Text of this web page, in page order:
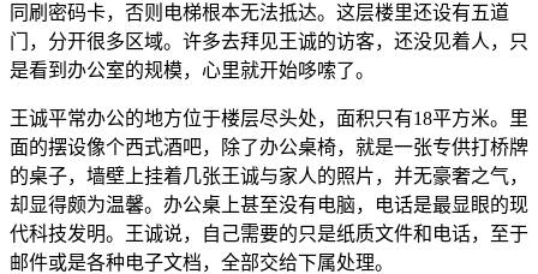
同刷密码卡，否则电梯根本无法抵达。这层楼里还设有五道
门，分开很多区域。许多去拜见王诚的访客，还没见着人，只
是看到办公室的规模，心里就开始哆嗦了。
王诚平常办公的地方位于楼层尽头处，面积只有18平方米。里
面的摆设像个西式酒吧，除了办公桌椅，就是一张专供打桥牌
的桌子，墙壁上挂着几张王诚与家人的照片，并无豪奢之气，
却显得颇为温馨。办公桌上甚至没有电脑，电话是最显眼的现
代科技发明。王诚说，自己需要的只是纸质文件和电话，至于
邮件或是各种电子文档，全部交给下属处理。